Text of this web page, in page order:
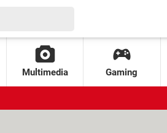
Multimedia Gaming